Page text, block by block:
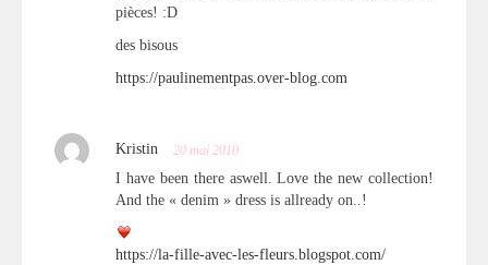
pièces! :D
des bisous
https://paulinementpas.over-blog.com
Kristin 20 mai 2010
I have been there aswell. Love the new collection!
And the « denim » dress is allready on..!
https://la-fille-avec-les-fleurs.blogspot.com/